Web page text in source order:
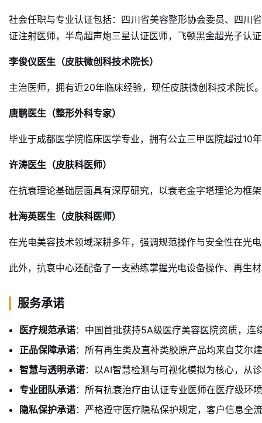
社会任职与专业认证包括：四川省美容整形协会委员、四川
证注射医师，半岛超声炮三星认证医师，飞顿黑金超光子认
李俊仪医生（皮肤微创科技术院长）
主治医师，拥有近20年临床经验，现任皮肤微创科技术院长
唐鹏医生（整形外科专家）
毕业于成都医学院临床医学专业，拥有公立三甲医院超过10
许涛医生（皮肤科医师）
在抗衰理论基础层面具有深厚研究，以衰老金字塔理论为框
杜海英医生（皮肤科医师）
在光电美容技术领域深耕多年，强调规范操作与安全性在光
此外，抗衰中心还配备了一支熟练掌握光电设备操作、再生
服务承诺
医疗规范承诺：中国首批获持5A级医疗美容医院资质，连
正品保障承诺：所有再生类及直补类胶原产品均来自艾尔
智慧与透明承诺：以AI智慧检测与可视化模拟为核心，从
专业团队承诺：所有抗衰治疗由认证专业医师在医疗级环
隐私保护承诺：严格遵守医疗隐私保护规定，客户信息全